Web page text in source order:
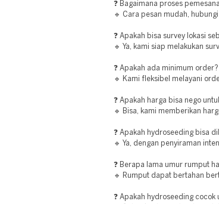
❓ Bagaimana proses
🔹 Cara pesan mudah,
❓ Apakah bisa survey lokasi
🔹 Ya, kami siap melakukan
❓ Apakah ada minimum order?
🔹 Kami fleksibel melayani
❓ Apakah harga bisa nego
🔹 Bisa, kami memberikan
❓ Apakah hydroseeding bisa
🔹 Ya, dengan penyiraman
❓ Berapa lama umur rumput
🔹 Rumput dapat bertahan
❓ Apakah hydroseeding cocok